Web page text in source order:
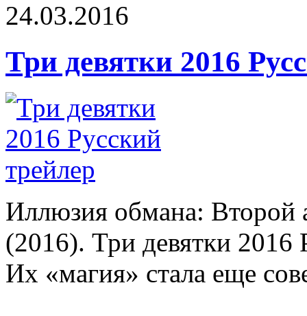
24.03.2016
Три девятки 2016
Иллюзия обмана: Второй
(2016). Три девятки 2016
Их «магия» стала еще